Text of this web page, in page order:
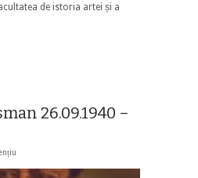
de istoria artei și a
26.09.1940 –